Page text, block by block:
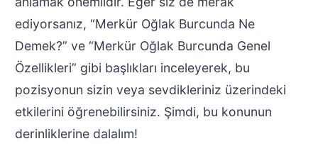
ediyorsanız, “Merkür Oğlak Burcunda Ne
Demek?” ve “Merkür Oğlak Burcunda Genel
Özellikleri” gibi başlıkları inceleyerek, bu
pozisyonun sizin veya sevdikleriniz üzerindeki
etkilerini öğrenebilirsiniz. Şimdi, bu konunun
derinliklerine dalalım!